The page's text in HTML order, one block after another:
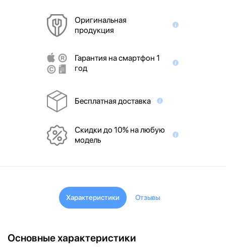
Оригинальная
продукция
Гарантия на смартфон 1
год
Бесплатная доставка
Скидки до 10% на любую
модель
Характеристики Отзывы
Основные характеристики